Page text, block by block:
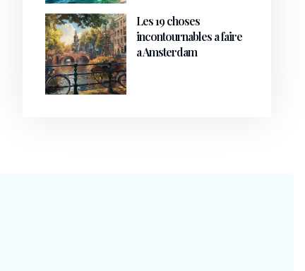
Les 19 choses
incontournables a faire
a Amsterdam